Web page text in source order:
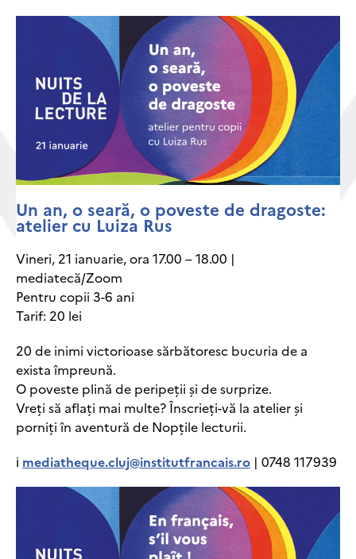
Un an, o seară, o poveste de dragoste:
atelier cu Luiza Rus
Vineri, 21 ianuarie, ora 17.00 – 18.00 |
mediatecă/Zoom
Pentru copii 3-6 ani
Tarif: 20 lei
20 de inimi victorioase sărbătoresc bucuria de a
exista împreună.
O poveste plină de peripeții și de surprize.
Vreți să aflați mai multe? Înscrieți-vă la atelier și
porniți în aventură de Nopțile lecturii.
ℹ mediatheque.cluj@institutfrancais.ro | 0748 117939